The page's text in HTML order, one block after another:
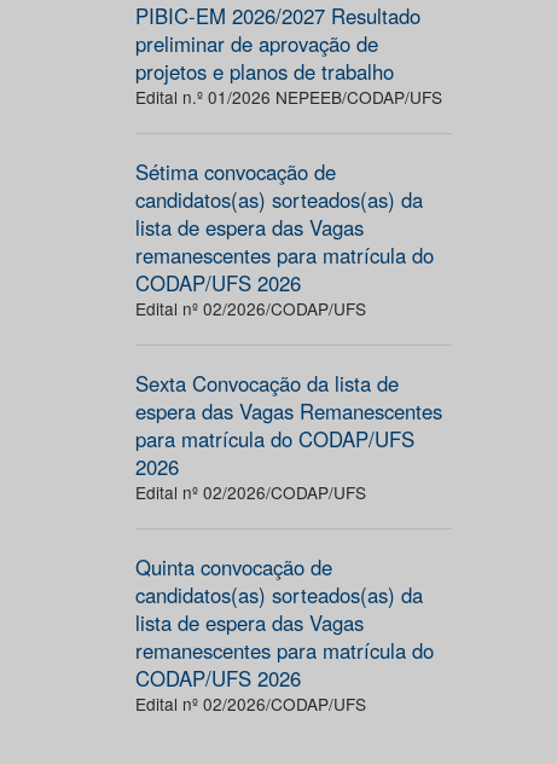
PIBIC-EM 2026/2027 Resultado
preliminar de aprovação de
projetos e planos de trabalho
Edital n.º 01/2026 NEPEEB/CODAP/UFS
Sétima convocação de
candidatos(as) sorteados(as) da
lista de espera das Vagas
remanescentes para matrícula do
CODAP/UFS 2026
Edital nº 02/2026/CODAP/UFS
Sexta Convocação da lista de
espera das Vagas Remanescentes
para matrícula do CODAP/UFS
2026
Edital nº 02/2026/CODAP/UFS
Quinta convocação de
candidatos(as) sorteados(as) da
lista de espera das Vagas
remanescentes para matrícula do
CODAP/UFS 2026
Edital nº 02/2026/CODAP/UFS